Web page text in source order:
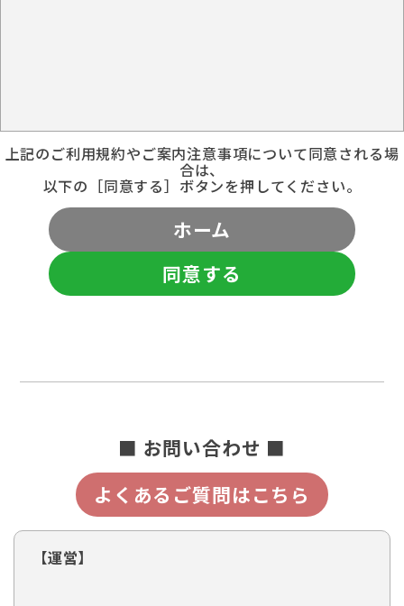
上記のご利用規約やご案内注意事項について同意される場
合は、
以下の［同意する］ボタンを押してください。
ホーム
同意する
■ お問い合わせ ■
よくあるご質問はこちら
【運営】